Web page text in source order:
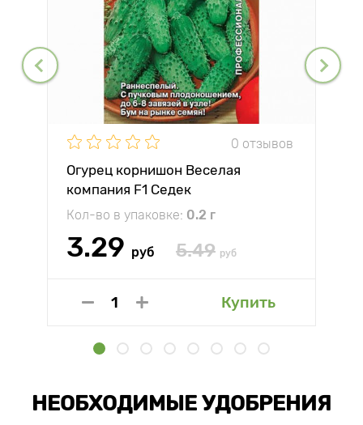
0 отзывов
Огурец корнишон Веселая
компания F1 Седек
Кол-во в упаковке: 0.2 г
3.29 руб 5.49 руб
Купить
НЕОБХОДИМЫЕ УДОБРЕНИЯ